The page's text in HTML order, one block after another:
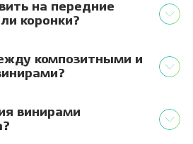
на передние
коронки?
композитными и
винирами